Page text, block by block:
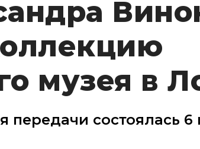
музея в
передачи состоялась